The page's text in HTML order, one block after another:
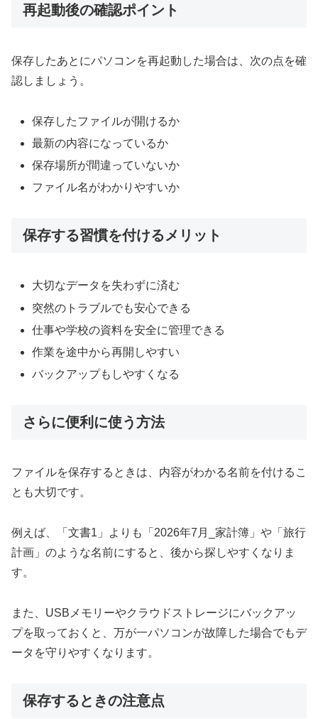
再起動後の確認ポイント
保存したあとにパソコンを再起動した場合は、次の点を確
認しましょう。
保存したファイルが開けるか
最新の内容になっているか
保存場所が間違っていないか
ファイル名がわかりやすいか
保存する習慣を付けるメリット
大切なデータを失わずに済む
突然のトラブルでも安心できる
仕事や学校の資料を安全に管理できる
作業を途中から再開しやすい
バックアップもしやすくなる
さらに便利に使う方法
ファイルを保存するときは、内容がわかる名前を付けるこ
とも大切です。
例えば、「文書1」よりも「2026年7月_家計簿」や「旅行
計画」のような名前にすると、後から探しやすくなりま
す。
また、USBメモリーやクラウドストレージにバックアッ
プを取っておくと、万が一パソコンが故障した場合でもデ
ータを守りやすくなります。
保存するときの注意点